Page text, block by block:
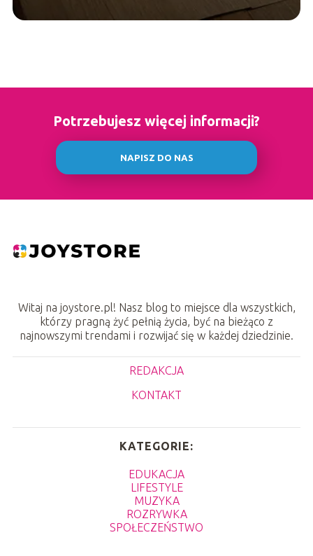
Potrzebujesz więcej informacji?
NAPISZ DO NAS
Witaj na joystore.pl! Nasz blog to miejsce dla wszystkich,
którzy pragną żyć pełnią życia, być na bieżąco z
najnowszymi trendami i rozwijać się w każdej dziedzinie.
REDAKCJA
KONTAKT
KATEGORIE:
EDUKACJA
LIFESTYLE
MUZYKA
ROZRYWKA
SPOŁECZEŃSTWO